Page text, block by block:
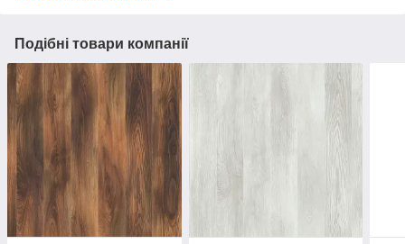
Подібні товари компанії